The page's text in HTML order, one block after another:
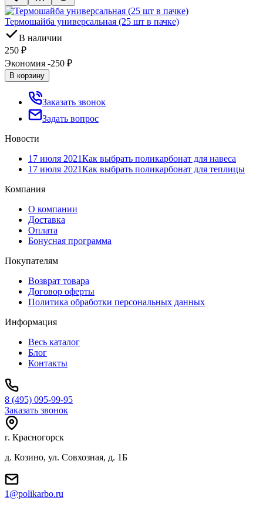
Термошайба универсальная (25 шт в пачке)
В наличии
250 ₽
Экономия -250 ₽
В корзину
Заказать звонок
Задать вопрос
Новости
17 июля 2021Как выбрать поликарбонат для навеса
17 июля 2021Как выбрать поликарбонат для теплицы
Компания
О компании
Доставка
Оплата
Бонусная программа
Покупателям
Возврат товара
Договор оферты
Политика обработки персональных данных
Информация
Весь каталог
Блог
Контакты
8 (495) 095-99-95
Заказать звонок
г. Красногорск
д. Козино, ул. Совхозная, д. 1Б
1@polikarbo.ru